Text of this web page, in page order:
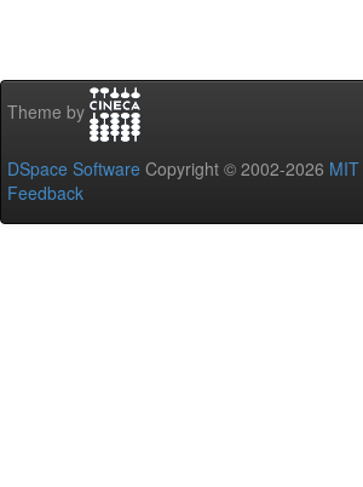
Theme by
DSpace Software Copyright © 2002-2026 MIT
Feedback